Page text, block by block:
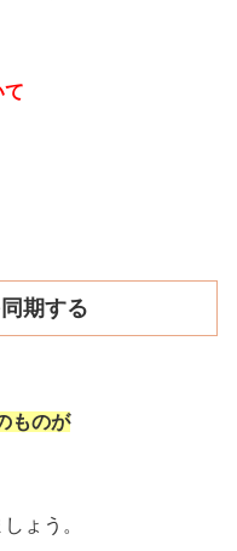
て
期する
ものが
ょう。